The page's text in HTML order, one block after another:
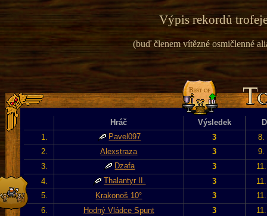
Výpis rekordů
(buď členem vítězné osmičlenné
Hráč Výsledek
1.
Pavel097 3
8.
2.
Alexstraza 3
9.
3.
Dzafa 3
4.
Thalantyr II. 3
5.
Krakonoš 10° 3
6.
Hodný Vládce Spunt 3